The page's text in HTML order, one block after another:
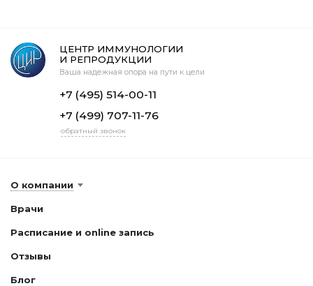
ЦЕНТР ИММУНОЛОГИИ
И РЕПРОДУКЦИИ
Ваша надежная опора на пути к цели
+7 (495) 514-00-11
+7 (499) 707-11-76
обратный звонок
О компании
Врачи
Расписание и online запись
Отзывы
Блог